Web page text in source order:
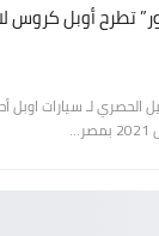
الحصري لـ سيارات اوبل